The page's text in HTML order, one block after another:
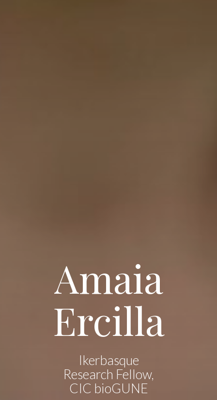
Amaia
Ercilla
Ikerbasque
Research Fellow,
CIC bioGUNE